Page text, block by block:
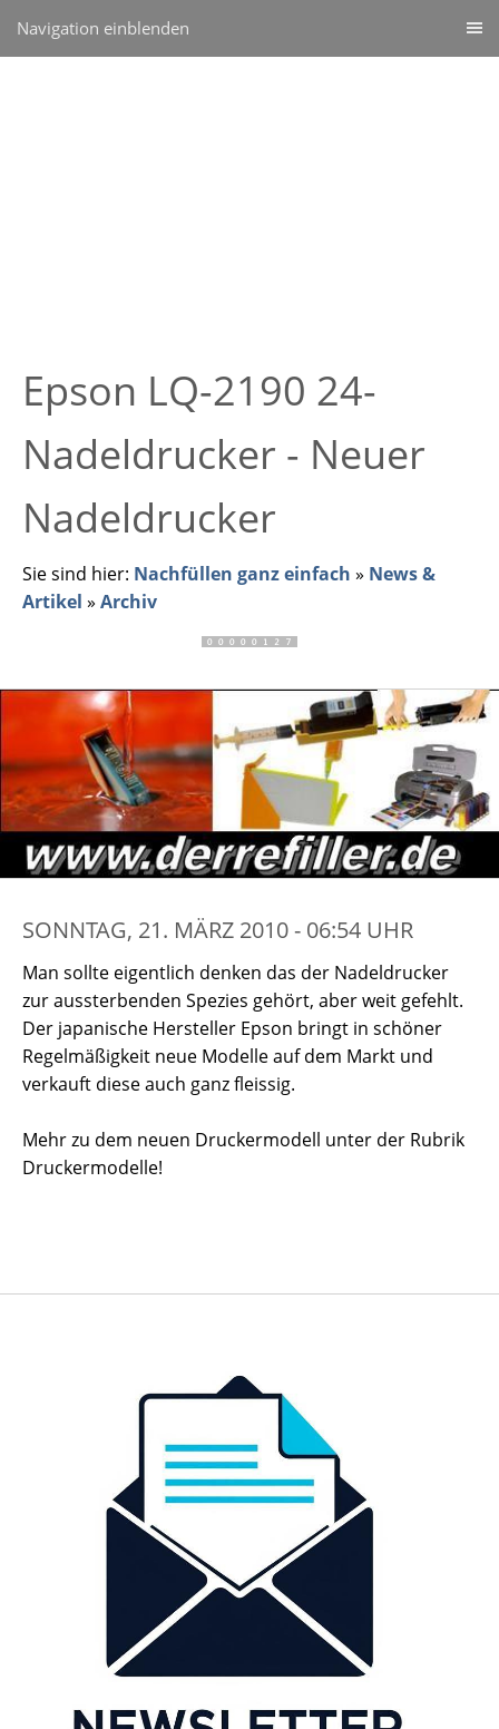
Navigation einblenden
Epson LQ-2190 24-
Nadeldrucker - Neuer
Nadeldrucker
Sie sind hier: Nachfüllen ganz einfach » News &
Artikel » Archiv
SONNTAG, 21. MÄRZ 2010 - 06:54 UHR
Man sollte eigentlich denken das der Nadeldrucker
zur aussterbenden Spezies gehört, aber weit gefehlt.
Der japanische Hersteller Epson bringt in schöner
Regelmäßigkeit neue Modelle auf dem Markt und
verkauft diese auch ganz fleissig.
Mehr zu dem neuen Druckermodell unter der Rubrik
Druckermodelle!